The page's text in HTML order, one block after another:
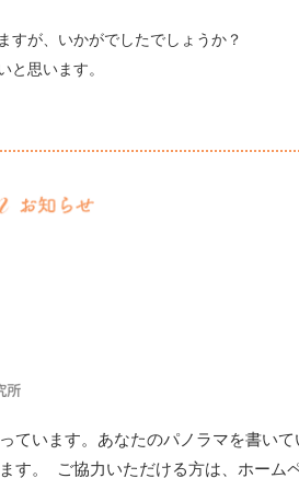
すが、いかがでしたでしょうか？
と思います。
ています。あなたのパノラマを書い
す。
ご協力いただける方は、ホーム